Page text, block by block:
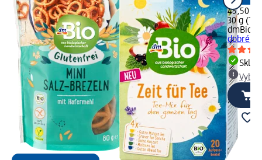
45,50 Kč
30 g
dmBio
dobré